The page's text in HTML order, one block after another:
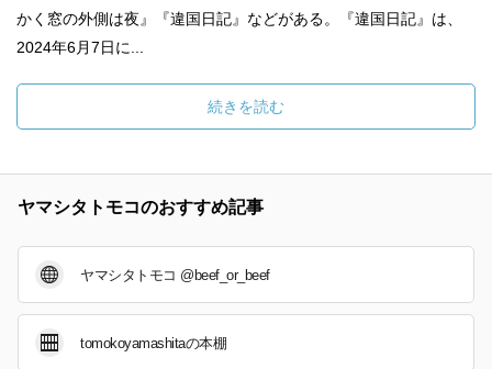
かく窓の外側は夜』『違国日記』などがある。『違国日記』は、
2024年6月7日に...
続きを読む
ヤマシタトモコのおすすめ記事
ヤマシタトモコ @beef_or_beef
tomokoyamashitaの本棚